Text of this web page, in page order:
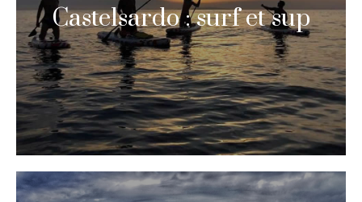
Castelsardo : surf et sup